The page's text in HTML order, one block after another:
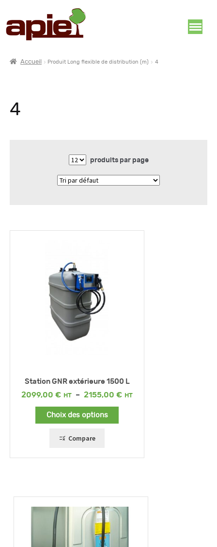
Accueil Produit Long flexible de distribution (m) 4
4
produits par page
Station GNR extérieure 1500 L
2099,00 € – 2155,00 €
Plage
Choix des options
Compare